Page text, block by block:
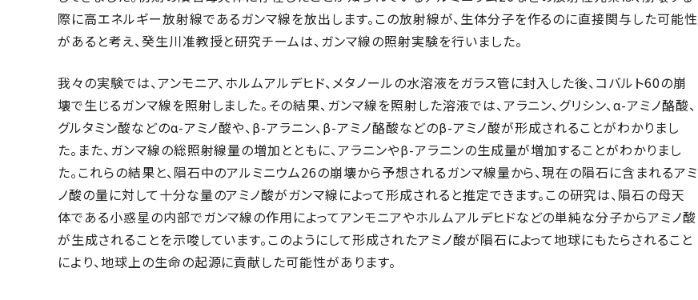
際に高エネルギー放射線であるガンマ線を放出します。この放射線が、生体分子を作るのに直接関与した可能性
があると考え、癸生川准教授と研究チームは、ガンマ線の照射実験を行いました。
我々の実験では、アンモニア、ホルムアルデヒド、メタノールの水溶液をガラス管に封入した後、コバルト60の崩
壊で生じるガンマ線を照射しました。その結果、ガンマ線を照射した溶液では、アラニン、グリシン、α-アミノ酪酸、
グルタミン酸などのα-アミノ酸や、β-アラニン、β-アミノ酪酸などのβ-アミノ酸が形成されることがわかりまし
た。また、ガンマ線の総照射線量の増加とともに、アラニンやβ-アラニンの生成量が増加することがわかりまし
た。これらの結果と、隕石中のアルミニウム26の崩壊から予想されるガンマ線量から、現在の隕石に含まれるアミ
ノ酸の量に対して十分な量のアミノ酸がガンマ線によって形成されると推定できます。この研究は、隕石の母天
体である小惑星の内部でガンマ線の作用によってアンモニアやホルムアルデヒドなどの単純な分子からアミノ酸
が生成されることを示唆しています。このようにして形成されたアミノ酸が隕石によって地球にもたらされること
により、地球上の生命の起源に貢献した可能性があります。